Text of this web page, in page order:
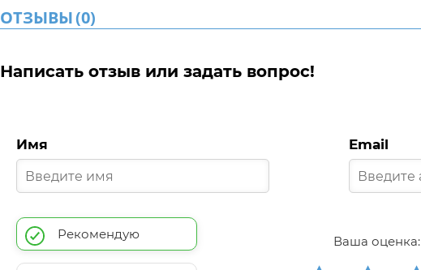
ОТЗЫВЫ(0)
Написать отзыв или задать вопрос!
Имя Email
Рекомендую Ваша оценка: